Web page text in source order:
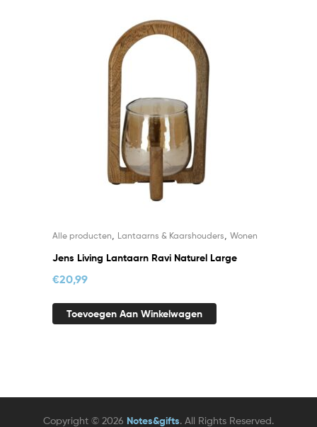
Alle producten Lantaarns & Kaarshouders Wonen
Jens Living Lantaarn Ravi Naturel Large
€20,99
Toevoegen Aan Winkelwagen
Copyright © 2026 Notes&gifts. All Rights Reserved.